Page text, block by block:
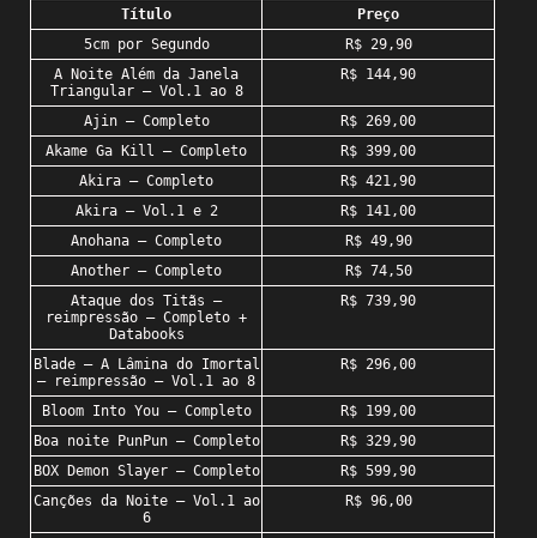
Título
Preço
5cm por Segundo
R$ 29,90
A Noite Além da Janela
Triangular – Vol.1 ao 8
R$ 144,90
Ajin – Completo
R$ 269,00
Akame Ga Kill – Completo
R$ 399,00
Akira – Completo
R$ 421,90
Akira – Vol.1 e 2
R$ 141,00
Anohana – Completo
R$ 49,90
Another – Completo
R$ 74,50
Ataque dos Titãs –
reimpressão – Completo +
Databooks
R$ 739,90
Blade – A Lâmina do Imortal
– reimpressão – Vol.1 ao 8
R$ 296,00
Bloom Into You – Completo
R$ 199,00
Boa noite PunPun – Completo
R$ 329,90
BOX Demon Slayer – Completo
R$ 599,90
Canções da Noite – Vol.1 ao
6
R$ 96,00